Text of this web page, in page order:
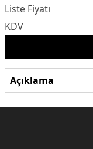
Açıklama